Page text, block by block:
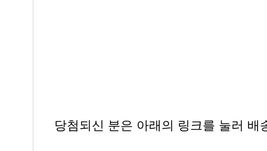
당첨되신 분은 아래의 링크를 눌러 배